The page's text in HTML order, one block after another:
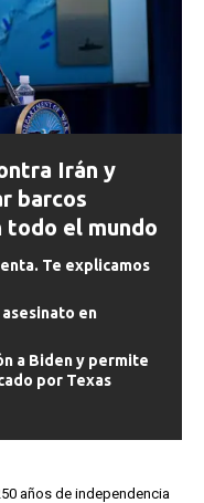
Irán y
barcos
todo el mundo
Te explicamos
en
a Biden y permite
por Texas
años de independencia